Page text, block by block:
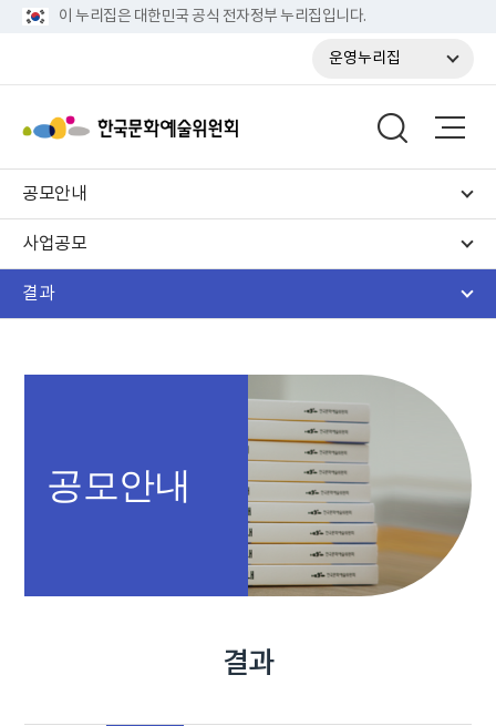
이 누리집은 대한민국 공식 전자정부 누리집입니다.
운영누리집
공모안내
사업공모
결과
공모안내
결과